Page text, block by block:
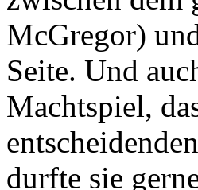
McGregor)
Seite. Und
Machtspiel,
durfte sie